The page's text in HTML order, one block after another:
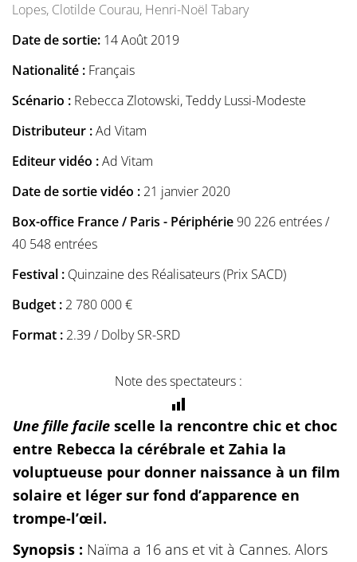
Lopes, Clotilde Courau, Henri-Noël Tabary
Date de sortie: 14 Août 2019
Nationalité : Français
Scénario : Rebecca Zlotowski, Teddy Lussi-Modeste
Distributeur :Ad Vitam
Editeur vidéo :Ad Vitam
Date de sortie vidéo : 21 janvier 2020
Box-office France / Paris - Périphérie90 226 entrées /
40 548 entrées
Festival : Quinzaine des Réalisateurs (Prix SACD)
Budget : 2 780 000 €
Format : 2.39 / Dolby SR-SRD
Note des spectateurs :
Une fille facile scelle la rencontre chic et choc
entre Rebecca la cérébrale et Zahia la
voluptueuse pour donner naissance à un film
solaire et léger sur fond d’apparence en
trompe-l’œil.
Synopsis : Naïma a 16 ans et vit à Cannes. Alors